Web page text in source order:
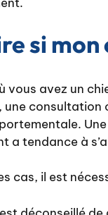
si
vous avez un
consultation
a tendance à
cas, il est